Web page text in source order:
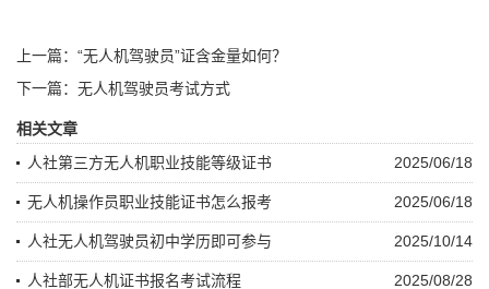
上一篇：“无人机驾驶员”证含金量如何？
下一篇：无人机驾驶员考试方式
相关文章
2025/06/18
人社第三方无人机职业技能等级证书
2025/06/18
无人机操作员职业技能证书怎么报考
2025/10/14
人社无人机驾驶员初中学历即可参与
2025/08/28
人社部无人机证书报名考试流程